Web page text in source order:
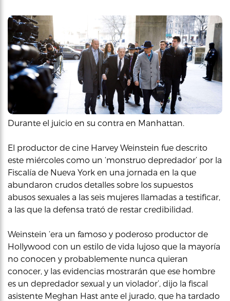
Durante el juicio en su contra en Manhattan.
El productor de cine Harvey Weinstein fue descrito
este miércoles como un ‘monstruo depredador’ por la
Fiscalía de Nueva York en una jornada en la que
abundaron crudos detalles sobre los supuestos
abusos sexuales a las seis mujeres llamadas a testificar,
a las que la defensa trató de restar credibilidad.
Weinstein ‘era un famoso y poderoso productor de
Hollywood con un estilo de vida lujoso que la mayoría
no conocen y probablemente nunca quieran
conocer, y las evidencias mostrarán que ese hombre
es un depredador sexual y un violador’, dijo la fiscal
asistente Meghan Hast ante el jurado, que ha tardado